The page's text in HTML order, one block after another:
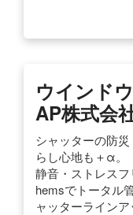
ウインド
AP株式会
シャッターの防
らし心地も＋α。
静音・ストレス
hemsでトータル
ャッターライン